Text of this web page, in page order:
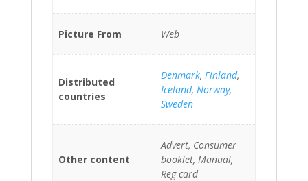
Picture From Web
Distributed
countries
Denmark, Finland,
Iceland, Norway,
Sweden
Other content
Advert, Consumer
booklet, Manual,
Reg card